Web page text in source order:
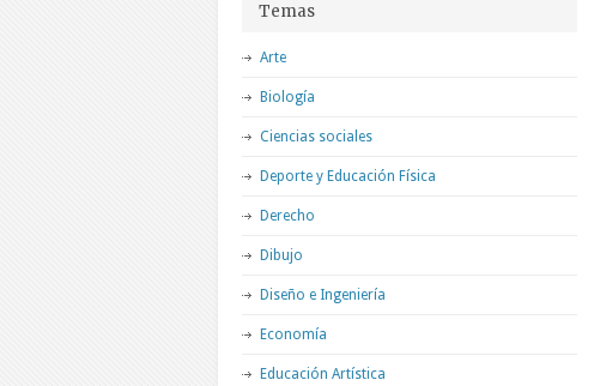
Temas
Arte
Biología
Ciencias sociales
Deporte y Educación Física
Derecho
Dibujo
Diseño e Ingeniería
Economía
Educación Artística